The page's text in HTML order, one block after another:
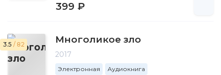
399 ₽
3.5 / 82 Многоликое зло
2017
Электронная Аудиокнига